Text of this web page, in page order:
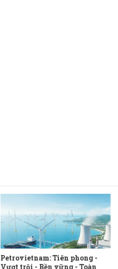
Petrovietnam: Tiên phong -
Vượt trội - Bền vững - Toàn